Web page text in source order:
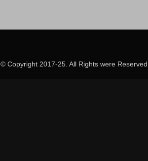
© Copyright 2017-25. All Rights were